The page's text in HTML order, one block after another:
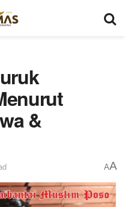
&
AA